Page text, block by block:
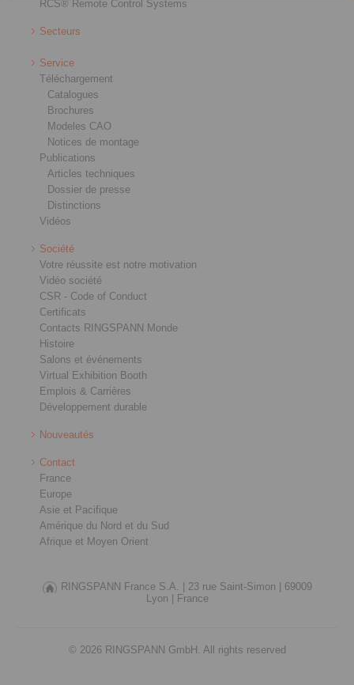
RCS® Remote Control Systems
Secteurs
Service
Téléchargement
Catalogues
Brochures
Modeles CAO
Notices de montage
Publications
Articles techniques
Dossier de presse
Distinctions
Vidéos
Société
Votre réussite est notre motivation
Vidéo société
CSR - Code of Conduct
Certificats
Contacts RINGSPANN Monde
Histoire
Salons et événements
Virtual Exhibition Booth
Emplois & Carrières
Développement durable
Nouveautés
Contact
France
Europe
Asie et Pacifique
Amérique du Nord et du Sud
Afrique et Moyen Orient
RINGSPANN France S.A. | 23 rue Saint-Simon |
69009
Lyon |
France
© 2026 RINGSPANN GmbH. All rights reserved